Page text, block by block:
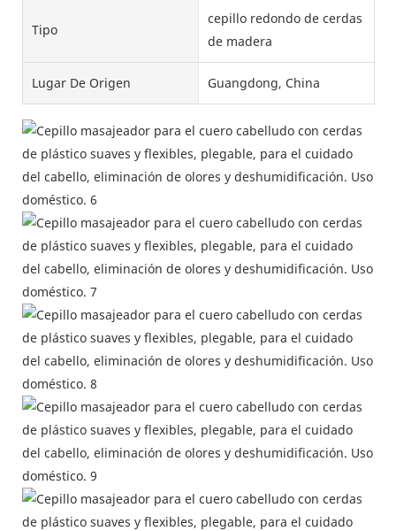
Tipo
cepillo redondo de cerdas
de madera
Lugar De Origen Guangdong, China